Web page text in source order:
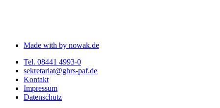
Made with by nowak.de
Tel. 08441 4993-0
sekretariat@ghrs-paf.de
Kontakt
Impressum
Datenschutz